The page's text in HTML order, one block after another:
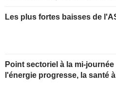
Les plus fortes baisses de
Point sectoriel à la mi-
l'énergie progresse, la santé